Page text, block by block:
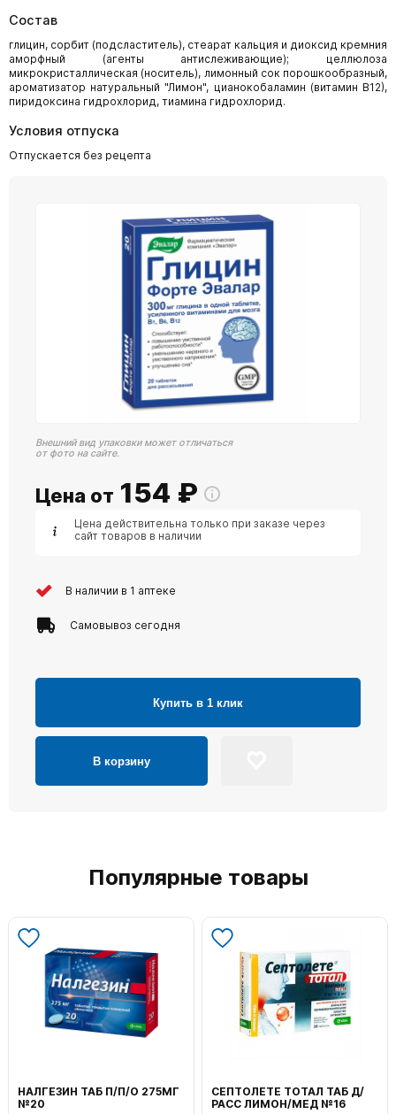
Состав
глицин, сорбит (подсластитель), стеарат кальция и диоксид кремния
аморфный (агенты антислеживающие); целлюлоза
микрокристаллическая (носитель), лимонный сок порошкообразный,
ароматизатор натуральный "Лимон", цианокобаламин (витамин В12),
пиридоксина гидрохлорид, тиамина гидрохлорид.
Условия отпуска
Отпускается без рецепта
Внешний вид упаковки может отличаться
от фото на сайте.
Цена от 154 ₽
Цена действительна только при заказе через
сайт товаров в наличии
В наличии в 1 аптеке
Самовывоз сегодня
Купить в 1 клик
В корзину
Популярные товары
НАЛГЕЗИН ТАБ П/П/О 275МГ
№20
СЕПТОЛЕТЕ ТОТАЛ ТАБ Д/
РАСС ЛИМОН/МЕД №16